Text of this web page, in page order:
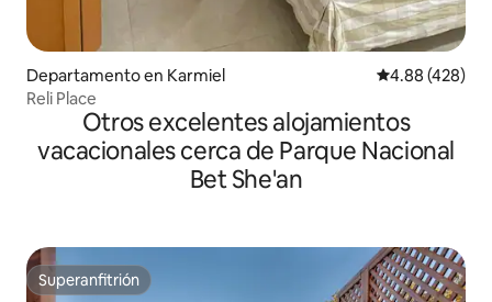
Departamento en Karmiel Calificación
4.88 (428)
Reli Place
Otros excelentes alojamientos
vacacionales cerca de Parque Nacional
Bet She'an
Superanfitrión
Superanfitrión